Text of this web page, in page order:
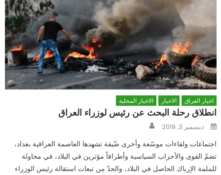
اخبار العراق الاخبار الاخبار المحلية
انطلاق رحلة البحث عن رئيس لوزراء العراق
Posted
onديسمبر 3, 2019
اجتماعات ولقاءات موسّعة وأخرى ضّيقة تشهدها العاصمة العراقية بغداد،
تضمّ القوى والأحزاب السياسية وأطرافاً مؤثرين في البلاد، في محاولة
للملمة الإرباك الحاصل في البلاد، والحدّ من تبعات استقالة رئيس الوزراء